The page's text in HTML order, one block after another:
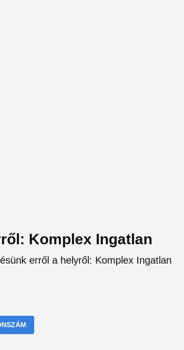
Komplex Ingatlan
erről a helyről: Komplex Ingatlan